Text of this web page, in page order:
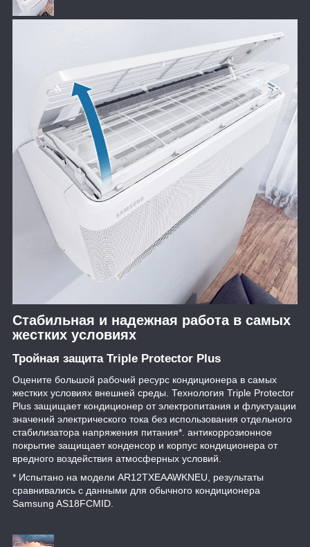
Стабильная и надежная работа в самых
жестких условиях
Тройная защита Triple Protector Plus
Оцените большой рабочий ресурс кондиционера в самых
жестких условиях внешней среды. Технология Triple Protector
Plus защищает кондиционер от электропитания и флуктуации
значений электрического тока без использования отдельного
стабилизатора напряжения питания*. антикоррозионное
покрытие защищает конденсор и корпус кондиционера от
вредного воздействия атмосферных условий.
* Испытано на модели AR12TXEAAWKNEU, результаты
сравнивались с данными для обычного кондиционера
Samsung AS18FCMID.